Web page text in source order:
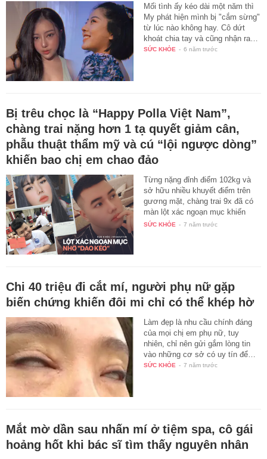
Mối tình ấy kéo dài một năm thì
My phát hiện mình bị "cắm sừng"
từ lúc nào không hay. Cô dứt
khoát chia tay và cũng nhận ra…
SỨC KHỎE - 6 năm trước
Bị trêu chọc là “Happy Polla Việt Nam”,
chàng trai nặng hơn 1 tạ quyết giảm cân,
phẫu thuật thẩm mỹ và cú “lội ngược dòng”
khiến bao chị em chao đảo
Từng nặng đỉnh điểm 102kg và
sở hữu nhiều khuyết điểm trên
gương mặt, chàng trai 9x đã có
màn lột xác ngoạn mục khiến
bao…
SỨC KHỎE - 7 năm trước
Chi 40 triệu đi cắt mí, người phụ nữ gặp
biến chứng khiến đôi mi chỉ có thể khép hờ
Làm đẹp là nhu cầu chính đáng
của mọi chị em phụ nữ, tuy
nhiên, chỉ nên gửi gắm lòng tin
vào những cơ sở có uy tín để…
SỨC KHỎE - 7 năm trước
Mắt mờ dần sau nhấn mí ở tiệm spa, cô gái
hoảng hốt khi bác sĩ tìm thấy nguyên nhân